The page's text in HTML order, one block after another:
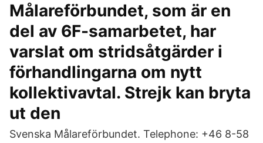
Målareförbundet, som är en
del av 6F-samarbetet, har
varslat om stridsåtgärder i
förhandlingarna om nytt
kollektivavtal. Strejk kan bryta
ut den
Svenska Målareförbundet. Telephone: +46 8-58